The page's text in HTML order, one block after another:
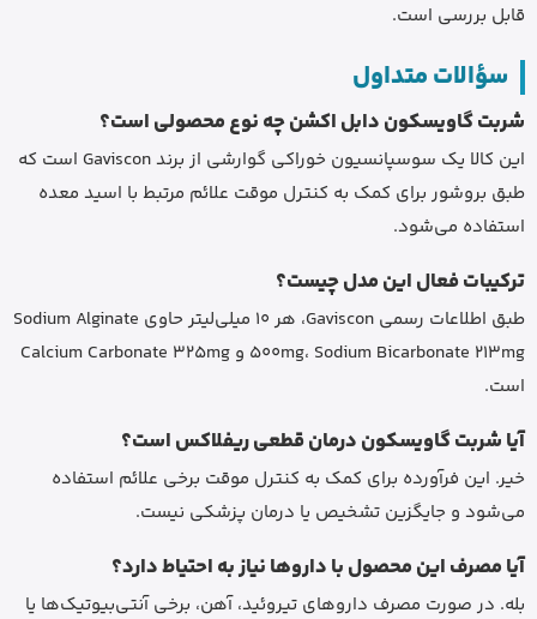
قابل بررسی است.
سؤالات متداول
شربت گاویسکون دابل اکشن چه نوع محصولی است؟
این کالا یک سوسپانسیون خوراکی گوارشی از برند Gaviscon است که
طبق بروشور برای کمک به کنترل موقت علائم مرتبط با اسید معده
استفاده می‌شود.
ترکیبات فعال این مدل چیست؟
طبق اطلاعات رسمی Gaviscon، هر 10 میلی‌لیتر حاوی Sodium Alginate
500mg، Sodium Bicarbonate 213mg و Calcium Carbonate 325mg
است.
آیا شربت گاویسکون درمان قطعی ریفلاکس است؟
خیر. این فرآورده برای کمک به کنترل موقت برخی علائم استفاده
می‌شود و جایگزین تشخیص یا درمان پزشکی نیست.
آیا مصرف این محصول با داروها نیاز به احتیاط دارد؟
بله. در صورت مصرف داروهای تیروئید، آهن، برخی آنتی‌بیوتیک‌ها یا